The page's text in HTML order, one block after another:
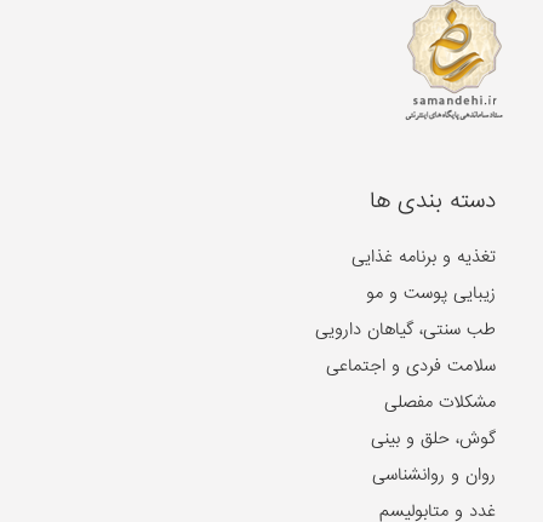
دسته بندی ها
تغذیه و برنامه غذایی
زیبایی پوست و مو
طب سنتی، گیاهان دارویی
سلامت فردی و اجتماعی
مشکلات مفصلی
گوش، حلق و بینی
روان و روانشناسی
غدد و متابولیسم